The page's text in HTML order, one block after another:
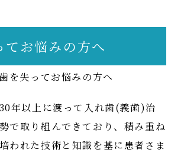
てお悩みの方へ
年以上に渡って入れ歯(義歯)治
で取り組んできており、積み重ね
われた技術と知識を基に患者さま